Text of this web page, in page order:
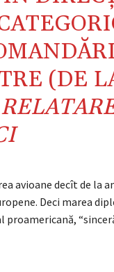
(DE
avioane decît de la
Deci marea